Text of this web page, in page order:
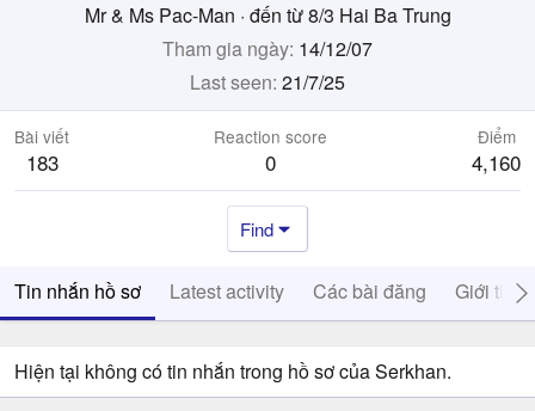
Mr & Ms Pac-Man · đến từ8/3 Hai Ba Trung
Tham gia ngày 14/12/07
Last seen 21/7/25
Bài viết
183
Reaction score
0
Điểm
4,160
Find
Tin nhắn hồ sơ Latest activity Các bài đăng Giới thiệu
Hiện tại không có tin nhắn trong hồ sơ của Serkhan.